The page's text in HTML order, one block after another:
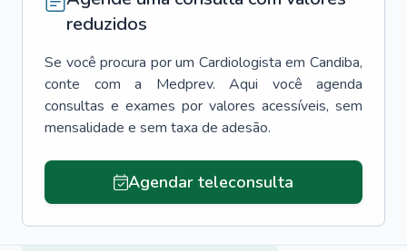
reduzidos
Se você procura por um Cardiologista em Candiba,
conte com a Medprev. Aqui você agenda
consultas e exames por valores acessíveis, sem
mensalidade e sem taxa de adesão.
Agendar teleconsulta